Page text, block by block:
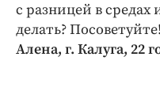
с разницей в средах
делать? Посоветуйте!
Алена, г. Калуга, 22